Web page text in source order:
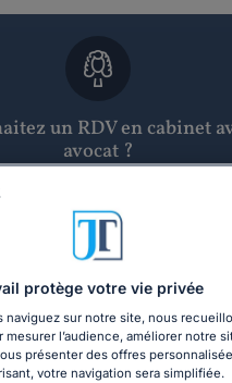
un RDV en cabinet
avocat ?
des devis d'avocats
3 devis en 48h
protège votre vie privée
naviguez sur notre site, nous
mesurer l’audience, améliorer notre
présenter des offres
votre navigation sera simplifiée.